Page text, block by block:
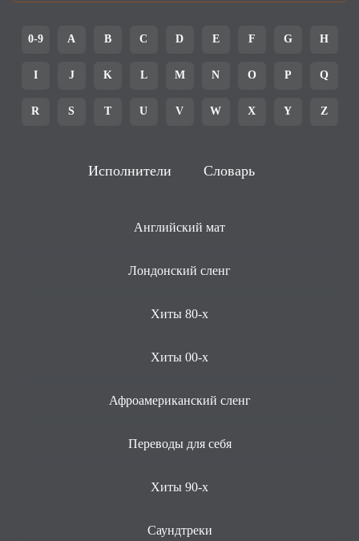
0-9 A B C D E F G H
I J K L M N O P Q
R S T U V W X Y Z
Исполнители Словарь
Английский мат
Лондонский сленг
Хиты 80-х
Хиты 00-х
Афроамериканский сленг
Переводы для себя
Хиты 90-х
Саундтреки